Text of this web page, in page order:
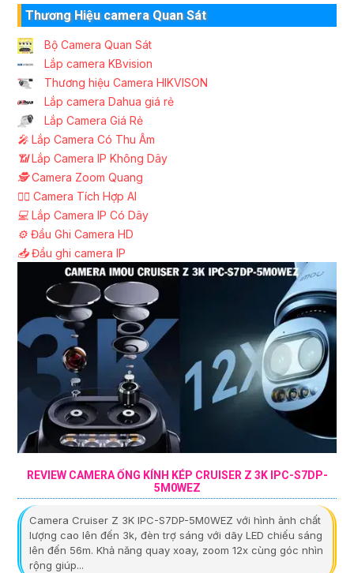
Thương Hiệu camera Quan Sát
Bộ Camera Quan Sát
Lắp camera KBvision
Thương hiệu Camera HIKVISON
Lắp camera Dahua giá rẻ
Lắp Camera Giá Rẻ
️🎤️ Lắp Camera Có Thu Âm
📶Lắp Camera IP Không Dây
🕵️Camera Zoom Quang
🧛‍♀️ Camera Tích Hợp AI
💻 Lắp Camera IP Có Dây
⚙️ Đầu Ghi Camera HD
📥Đầu ghi camera IP
REVIEW CAMERA ỐNG KÍNH KÉP CRUISER Z 3K IPC-S7DP-
5M0WEZ
Camera Cruiser Z 3K IPC-S7DP-5M0WEZ với hình ảnh chất
lượng cao lên đến 3k, đèn trợ sáng với dãy LED chiếu sáng
lên đến 56m. Khả năng quay xoay, zoom 12x cùng góc nhìn
rộng giúp...